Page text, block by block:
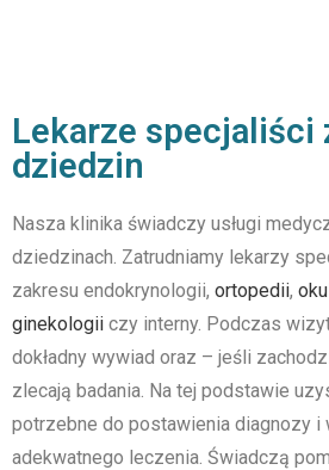
Lekarze specjaliści
dziedzin
Nasza klinika świadczy usługi
dziedzinach. Zatrudniamy lekarzy
zakresu endokrynologii, ortopedii,
ginekologii czy interny. Podczas
dokładny wywiad oraz – jeśli
zlecają badania. Na tej podstawie
potrzebne do postawienia diagnozy i
adekwatnego leczenia. Świadczą